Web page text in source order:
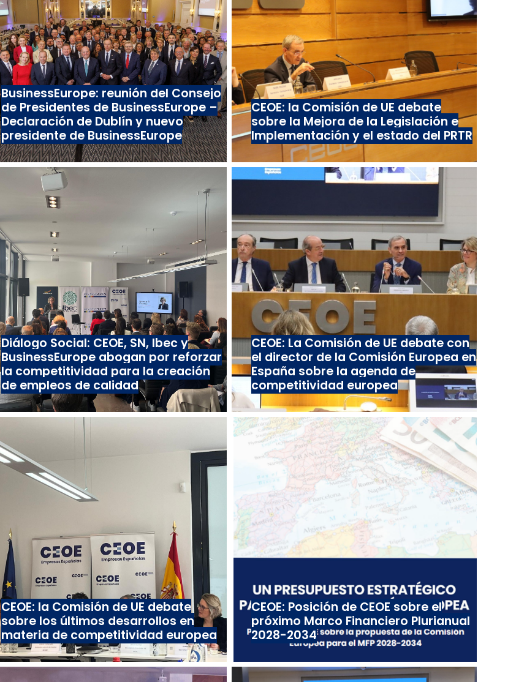
BusinessEurope: reunión del Consejo
de Presidentes de BusinessEurope –
Declaración de Dublín y nuevo
presidente de BusinessEurope
CEOE: la Comisión de UE debate
sobre la Mejora de la Legislación e
Implementación y el estado del PRTR
Diálogo Social: CEOE, SN, Ibec y
BusinessEurope abogan por reforzar
la competitividad para la creación
de empleos de calidad
CEOE: La Comisión de UE debate con
el director de la Comisión Europea en
España sobre la agenda de
competitividad europea
CEOE: la Comisión de UE debate
sobre los últimos desarrollos en
materia de competitividad europea
CEOE: Posición de CEOE sobre el
próximo Marco Financiero Plurianual
2028-2034